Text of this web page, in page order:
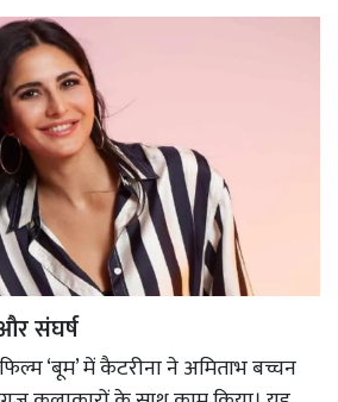
संघर्ष
‘बूम’ में कैटरीना ने अमिताभ बच्चन